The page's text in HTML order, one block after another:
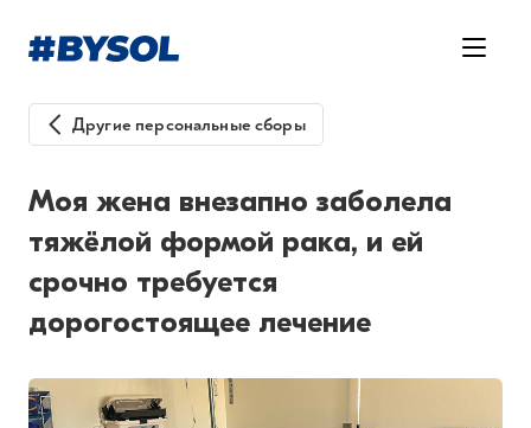
Другие персональные сборы
Моя жена внезапно заболела
тяжёлой формой рака, и ей
срочно требуется
дорогостоящее лечение